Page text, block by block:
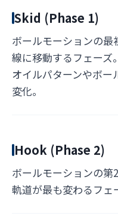
Skid (Phase 1)
ボールモーションの最
線に移動するフェー
オイルパターンやボー
変化。
Hook (Phase 2)
ボールモーションの
軌道が最も変わるフェ